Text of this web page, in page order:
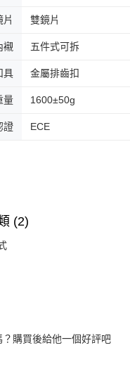
片 雙鏡片
襯 五件式可拆
具 金屬排齒扣
量 1600±50g
證 ECE
(2)
購買後給他一個好評吧